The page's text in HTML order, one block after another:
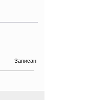
Записан